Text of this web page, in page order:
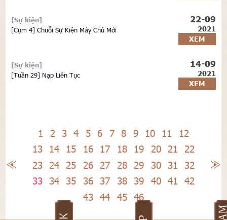
[Sự kiện]
[Cụm 4] Chuỗi Sự Kiện Máy Chủ Mới
22-09
2021
XEM
[Sự kiện]
[Tuần 29] Nạp Liên Tục
14-09
2021
XEM
1 2 3 4 5 6 7 8 9 10 11
12
13
14 15 16 17 18 19 20 21 22
23 24 25 26 27 28 29 30 31
32
33 34 35 36 37 38 39 40 41 42
43 44 45 46